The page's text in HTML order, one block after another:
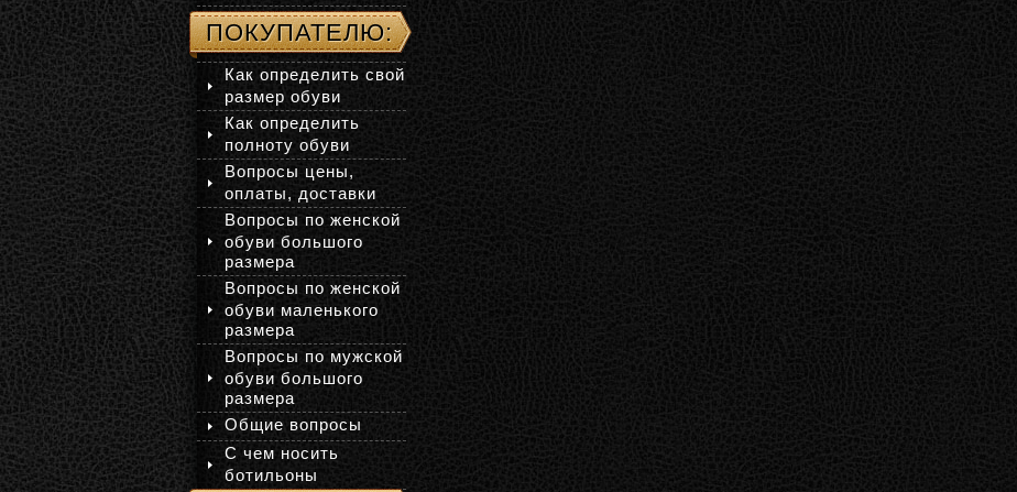
ПОКУПАТЕЛЮ:
Как определить свой
размер обуви
Как определить
полноту обуви
Вопросы цены,
оплаты, доставки
Вопросы по женской
обуви большого
размера
Вопросы по женской
обуви маленького
размера
Вопросы по мужской
обуви большого
размера
Общие вопросы
С чем носить
ботильоны